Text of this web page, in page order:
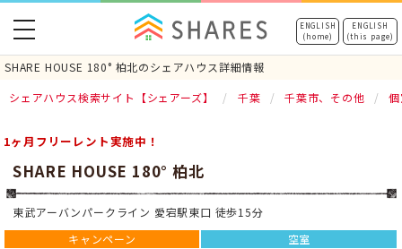
ENGLISH
(home)
ENGLISH
(this page)
SHARE HOUSE 180° 柏北のシェアハウス詳細情報
toggle
navigation
シェアハウス検索サイト【シェアーズ】 千葉 千葉市、その他
1ヶ月フリーレント実施中！
SHARE HOUSE 180° 柏北
東武アーバンパークライン 愛宕駅東口 徒歩15分
キャンペーン
空室